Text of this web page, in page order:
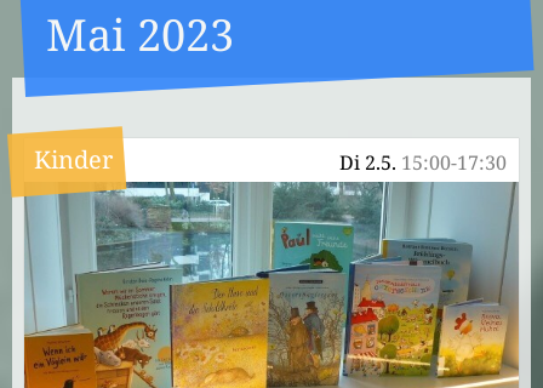
Mai 2023
Di 2.5. 15:00-17:30
Kinder